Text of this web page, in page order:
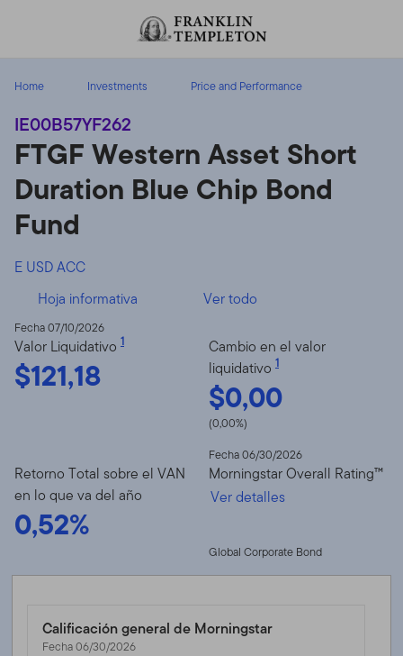
Home Investments Price and Performance
IE00B57YF262
FTGF Western Asset Short
Duration Blue Chip Bond
Fund
E USD ACC
Hoja informativa
Ver todo
Fecha 07/10/2026
Valor Liquidativo 1
$121,18
Cambio en el valor
liquidativo 1
$0,00
(0,00%)
Retorno Total sobre el VAN
en lo que va del año
0,52%
Fecha 06/30/2026
Morningstar Overall Rating™
Ver detalles
Global Corporate Bond
Calificación general de Morningstar
Fecha 06/30/2026